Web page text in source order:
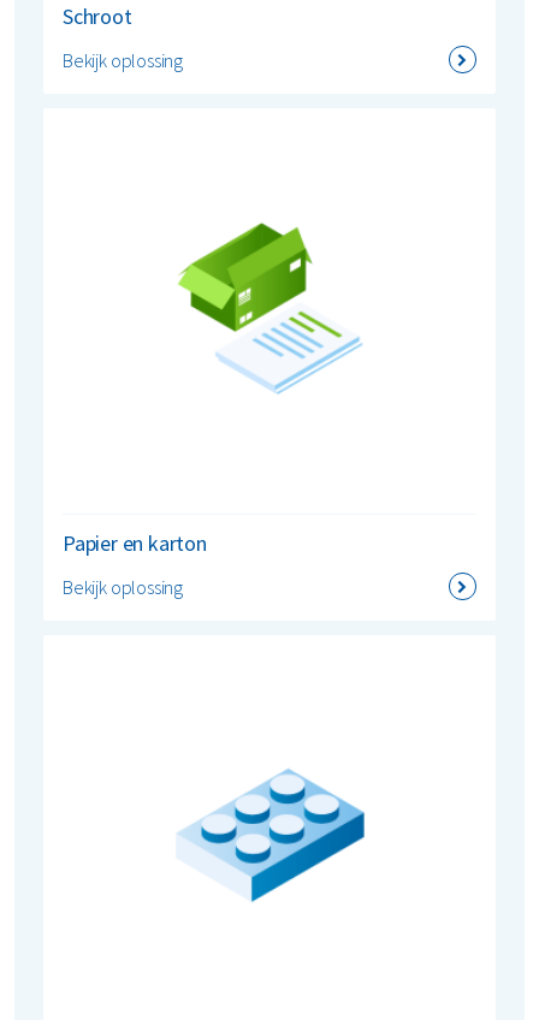
Schroot
Bekijk oplossing
Papier en karton
Bekijk oplossing